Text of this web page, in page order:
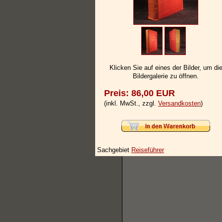
Klicken Sie auf eines der Bilder, um die
Bildergalerie zu öffnen.
Preis: 86,00 EUR
(inkl. MwSt., zzgl. Versandkosten)
Sachgebiet Reiseführer